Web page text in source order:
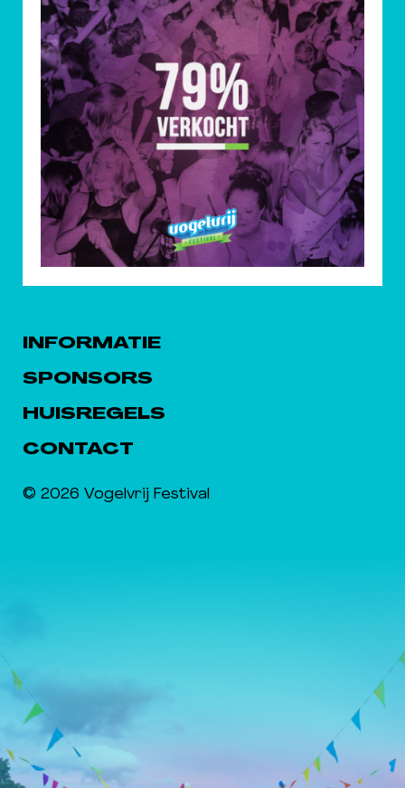
INFORMATIE
SPONSORS
HUISREGELS
CONTACT
© 2026 Vogelvrij Festival